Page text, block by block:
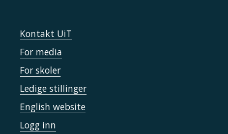
Kontakt UiT
For media
For skoler
Ledige stillinger
English website
Logg inn